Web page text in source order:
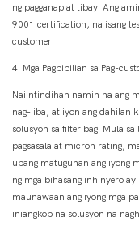
ng pagganap at tibay. Ang
9001 certification, na isang
customer.
4. Mga Pagpipilian sa Pag-
Naiintindihan namin na ang
nag-iiba, at iyon ang dahilan
solusyon sa filter bag. Mula
pagsasala at micron rating,
upang matugunan ang iyong
ng mga bihasang inhinyero
maunawaan ang iyong mga
iniangkop na solusyon na